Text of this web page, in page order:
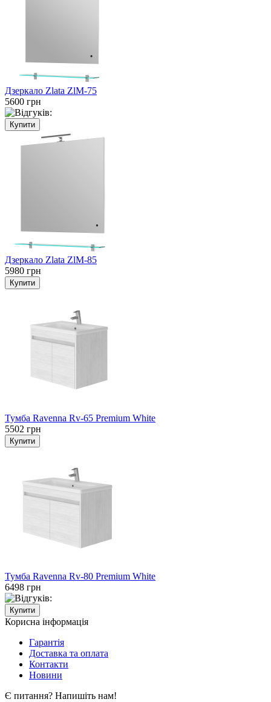
Дзеркало Zlata ZlM-75
5600 грн
Дзеркало Zlata ZlM-85
5980 грн
Тумба Ravenna Rv-65 Premium White
5502 грн
Тумба Ravenna Rv-80 Premium White
6498 грн
Корисна інформація
Гарантія
Доставка та оплата
Контакти
Новини
Є питання? Напишіть нам!